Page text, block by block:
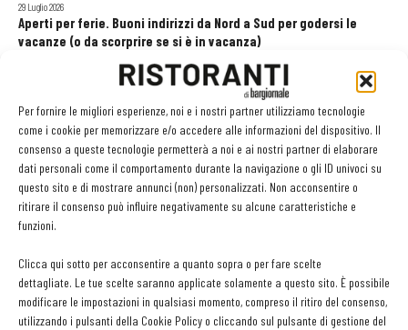
Per fornire le migliori esperienze, noi e i nostri partner utilizziamo tecnologie
come i cookie per memorizzare e/o accedere alle informazioni del dispositivo. Il
consenso a queste tecnologie permetterà a noi e ai nostri partner di elaborare
dati personali come il comportamento durante la navigazione o gli ID univoci su
questo sito e di mostrare annunci (non) personalizzati. Non acconsentire o
ritirare il consenso può influire negativamente su alcune caratteristiche e
funzioni.
Clicca qui sotto per acconsentire a quanto sopra o per fare scelte
dettagliate. Le tue scelte saranno applicate solamente a questo sito. È possibile
modificare le impostazioni in qualsiasi momento, compreso il ritiro del consenso,
utilizzando i pulsanti della Cookie Policy o cliccando sul pulsante di gestione del
29 Luglio 2026
Aperti per ferie. Buoni indirizzi da Nord a Sud per godersi le
vacanze (o da scorprire se si è in vacanza)
Recensioni online, Fipe e le associazioni del turismo chiedono
modifiche alle Linee Guida dell’Antitrust
20 Luglio 2026
EDICOLA WEB